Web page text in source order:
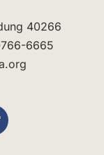
40266
6665